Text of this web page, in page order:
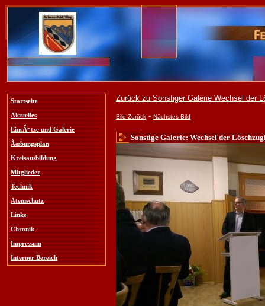
Startseite
Aktuelles
EinsÃ¤tze und Galerie
Ãœbungsplan
Kreisausbildung
Mitglieder
Technik
Atemschutz
Links
Chronik
Impressum
Interner Bereich
Zurück zu Sonstiger Galerie Wechsel der
Bild Zurück - Nächstes Bild
Sonstige Galerie: Wechsel der